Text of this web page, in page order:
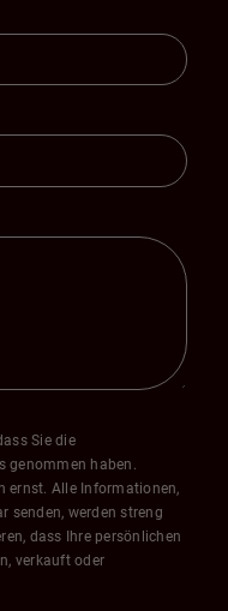
Sie die
genommen haben.
ernst. Alle Informationen,
senden, werden streng
dass Ihre persönlichen
verkauft oder